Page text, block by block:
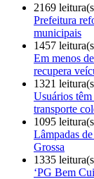
2169
Prefeitura
municipais
1457
Em menos
recupera
1321
Usuários
transporte
1095
Lâmpadas
Grossa
1335
‘PG Bem